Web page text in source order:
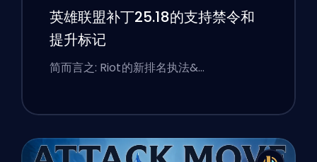
英雄联盟补丁25.18的支持禁令和
提升标记
简而言之: Riot的新排名执法&…